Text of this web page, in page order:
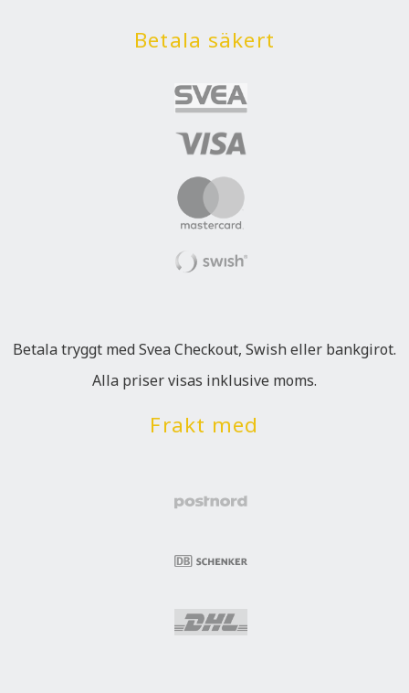
Betala säkert
Betala tryggt med Svea Checkout, Swish eller bankgirot.
Alla priser visas inklusive moms.
Frakt med